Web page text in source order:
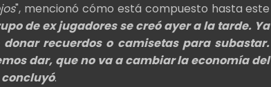
", mencionó cómo está compuesto hasta este
de ex jugadores se creó ayer a la tarde. Ya
recuerdos o camisetas para subastar.
dar, que no va a cambiar la economía del
concluyó.